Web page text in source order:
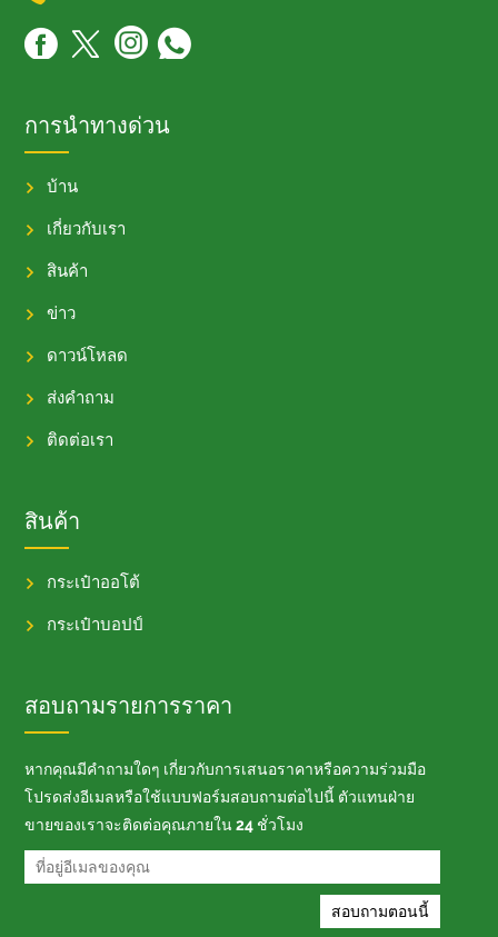
การนำทางด่วน
บ้าน
เกี่ยวกับเรา
สินค้า
ข่าว
ดาวน์โหลด
ส่งคำถาม
ติดต่อเรา
สินค้า
กระเป๋าออโต้
กระเป๋าบอปป์
สอบถามรายการราคา
หากคุณมีคำถามใดๆ เกี่ยวกับการเสนอราคาหรือความร่วมมือ
โปรดส่งอีเมลหรือใช้แบบฟอร์มสอบถามต่อไปนี้ ตัวแทนฝ่าย
ขายของเราจะติดต่อคุณภายใน 24 ชั่วโมง